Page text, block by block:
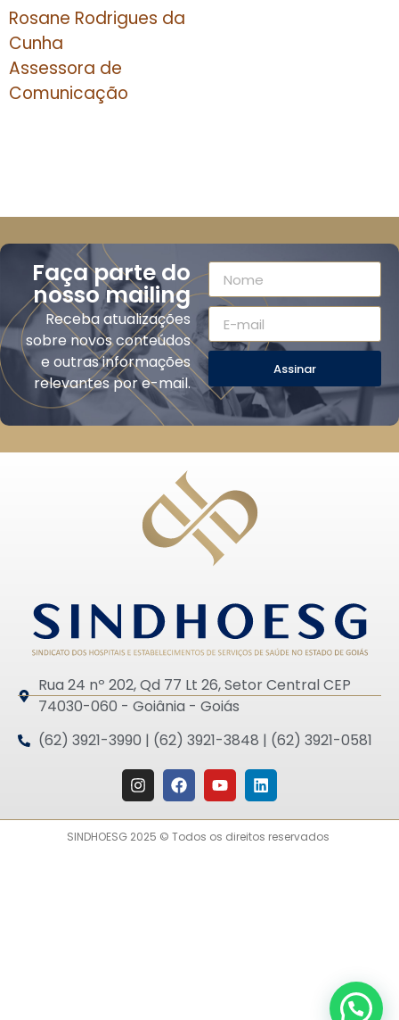
Rosane Rodrigues da
Cunha
Assessora de
Comunicação
Faça parte do
nosso mailing
Receba atualizações
sobre novos conteúdos
e outras informações
relevantes por e-mail.
Assinar
Rua 24 nº 202, Qd 77 Lt 26, Setor Central CEP
74030-060 - Goiânia - Goiás
(62) 3921-3990 | (62) 3921-3848 | (62) 3921-0581
SINDHOESG 2025 © Todos os direitos reservados